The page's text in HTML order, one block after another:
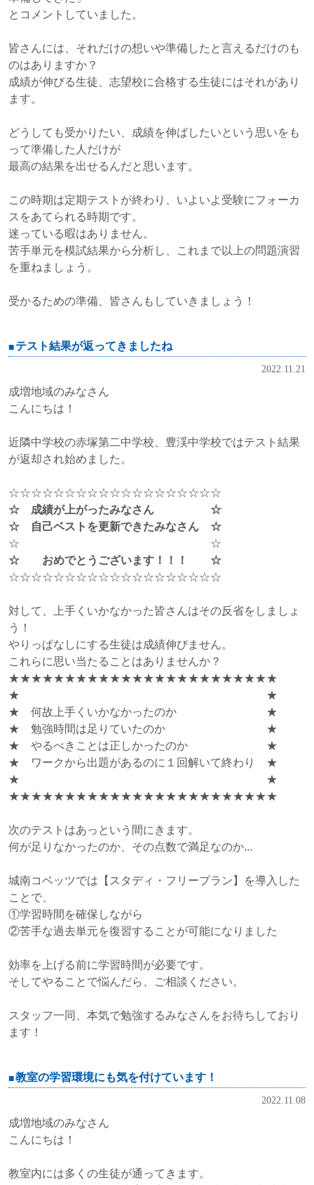
とコメントしていました。
皆さんには、それだけの想いや準備したと言えるだけのも
のはありますか？
成績が伸びる生徒、志望校に合格する生徒にはそれがあり
ます。
どうしても受かりたい、成績を伸ばしたいという思いをも
って準備した人だけが
最高の結果を出せるんだと思います。
この時期は定期テストが終わり、いよいよ受験にフォーカ
スをあてられる時期です。
迷っている暇はありません。
苦手単元を模試結果から分析し、これまで以上の問題演習
を重ねましょう。
受かるための準備、皆さんもしていきましょう！
テスト結果が返ってきましたね
2022.11.21
成増地域のみなさん
こんにちは！
近隣中学校の赤塚第二中学校、豊渓中学校ではテスト結果
が返却され始めました。
☆☆☆☆☆☆☆☆☆☆☆☆☆☆☆☆☆☆☆
☆ 成績が上がったみなさん ☆
☆ 自己ベストを更新できたみなさん ☆
☆ ☆
☆ おめでとうございます！！！ ☆
☆☆☆☆☆☆☆☆☆☆☆☆☆☆☆☆☆☆☆
対して、上手くいかなかった皆さんはその反省をしましょ
う！
やりっぱなしにする生徒は成績伸びません。
これらに思い当たることはありませんか？
★★★★★★★★★★★★★★★★★★★★★★★★
★ ★
★ 何故上手くいかなかったのか ★
★ 勉強時間は足りていたのか ★
★ やるべきことは正しかったのか ★
★ ワークから出題があるのに１回解いて終わり ★
★ ★
★★★★★★★★★★★★★★★★★★★★★★★★
次のテストはあっという間にきます。
何が足りなかったのか、その点数で満足なのか...
城南コベッツでは【スタディ・フリープラン】を導入した
ことで、
①学習時間を確保しながら
②苦手な過去単元を復習することが可能になりました
効率を上げる前に学習時間が必要です。
そしてやることで悩んだら、ご相談ください。
スタッフ一同、本気で勉強するみなさんをお待ちしており
ます！
教室の学習環境にも気を付けています！
2022.11.08
成増地域のみなさん
こんにちは！
教室内には多くの生徒が通ってきます。